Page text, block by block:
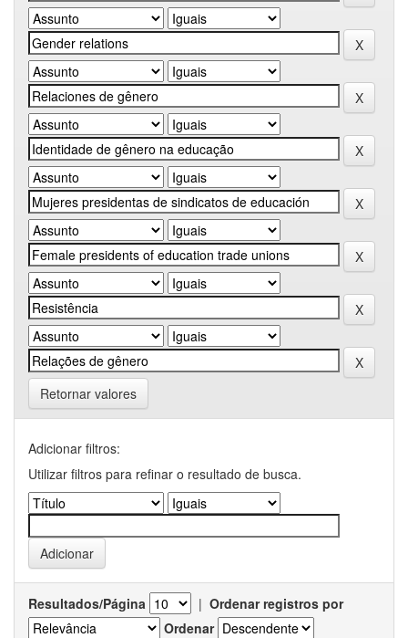
Retornar valores
Adicionar filtros:
Utilizar filtros para refinar o resultado de busca.
Resultados/Página | Ordenar registros por
Ordenar